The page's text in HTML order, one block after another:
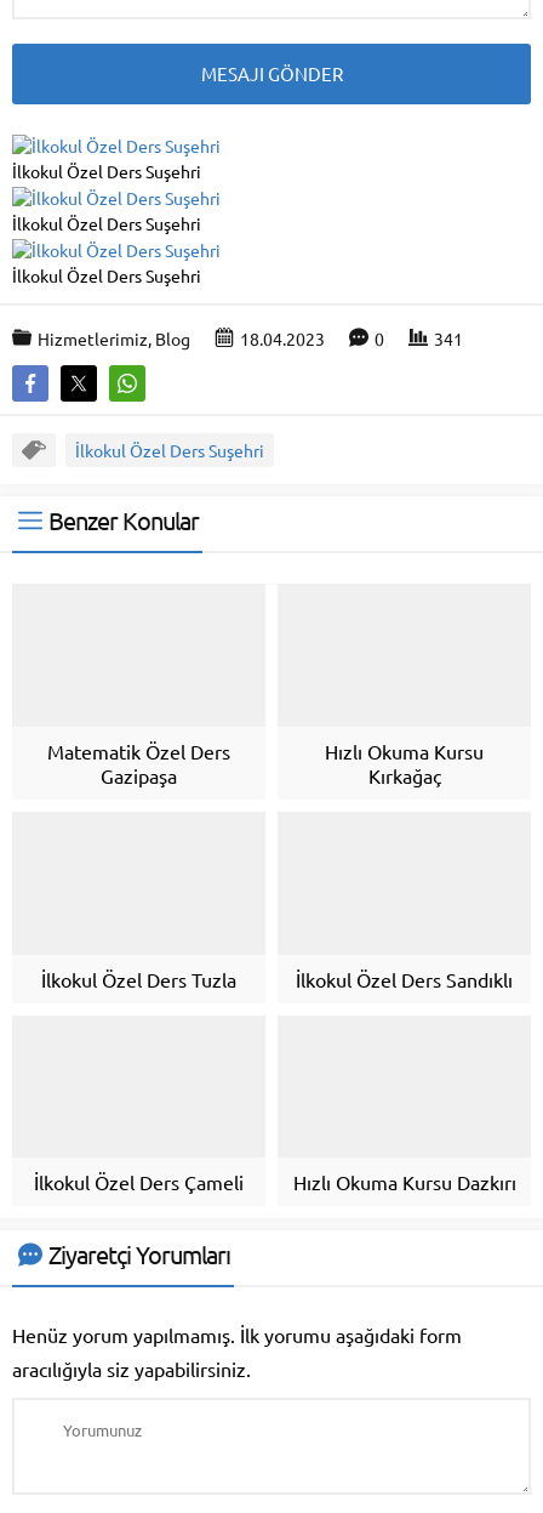
İlkokul Özel Ders Suşehri
İlkokul Özel Ders Suşehri
İlkokul Özel Ders Suşehri
Hizmetlerimiz, Blog 18.04.2023 0 341
İlkokul Özel Ders Suşehri
Benzer Konular
Matematik Özel Ders
Gazipaşa
Hızlı Okuma Kursu
Kırkağaç
İlkokul Özel Ders Tuzla İlkokul Özel Ders Sandıklı
İlkokul Özel Ders Çameli Hızlı Okuma Kursu Dazkırı
Ziyaretçi Yorumları
Henüz yorum yapılmamış. İlk yorumu aşağıdaki form
aracılığıyla siz yapabilirsiniz.